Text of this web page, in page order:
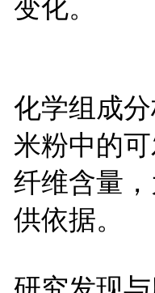
变化。
化学组成
米粉中的
纤维含量
供依据。